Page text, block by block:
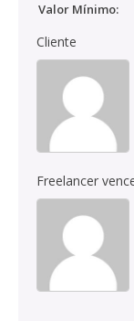
Valor Mínimo:
Cliente
Freelancer